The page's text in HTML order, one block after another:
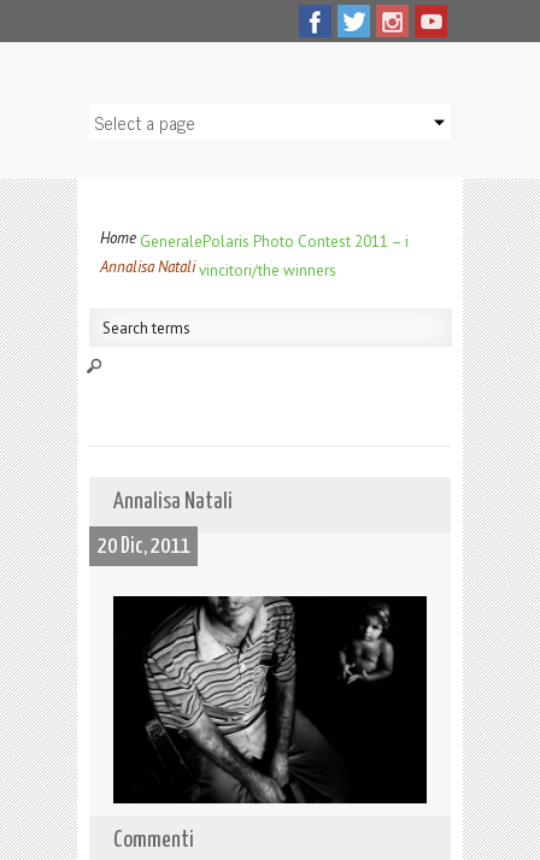
Home GeneralePolaris Photo Contest 2011 – i
vincitori/the winners
Annalisa Natali
Annalisa Natali
20 Dic, 2011
Commenti